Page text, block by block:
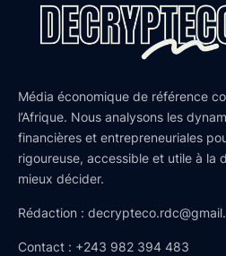
Média économique de référence
l’Afrique. Nous analysons les
financières et entrepreneuriales
rigoureuse, accessible et utile à la
mieux décider.
Rédaction :
Contact : +243 982 394 483